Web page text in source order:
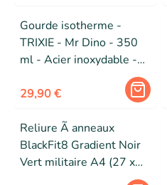
Gourde isotherme -
TRIXIE - Mr Dino - 350
ml - Acier inoxydable -
29,90 €
Reliure Ã anneaux
BlackFit8 Gradient Noir
Vert militaire A4 (27 x